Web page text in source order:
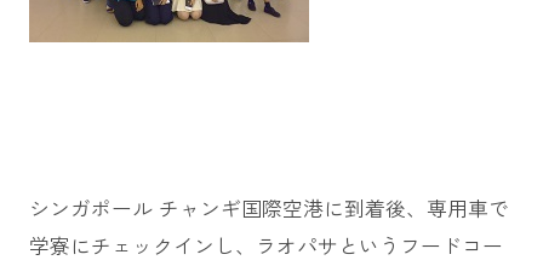
シンガポール チャンギ国際空港に到着後、専用車で
学寮にチェックインし、ラオパサというフードコー